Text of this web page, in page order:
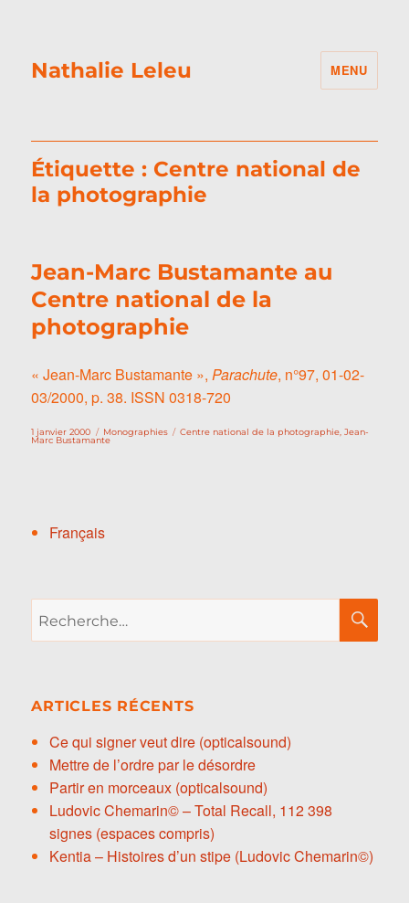
Nathalie Leleu MENU
Étiquette : Centre national de
la photographie
Jean-Marc Bustamante au
Centre national de la
photographie
« Jean-Marc Bustamante »,Parachute, n°97, 01-02-
03/2000, p. 38. ISSN 0318-720
Publié
le
1 janvier 2000 Catégories
Monographies Étiquettes
Centre national de la photographie ,Jean-
Marc Bustamante
Français
pour :
ARTICLES RÉCENTS
Ce qui signer veut dire (opticalsound)
Mettre de l’ordre par le désordre
Partir en morceaux (opticalsound)
Ludovic Chemarin© – Total Recall, 112 398
signes (espaces compris)
Kentia – Histoires d’un stipe (Ludovic Chemarin©)